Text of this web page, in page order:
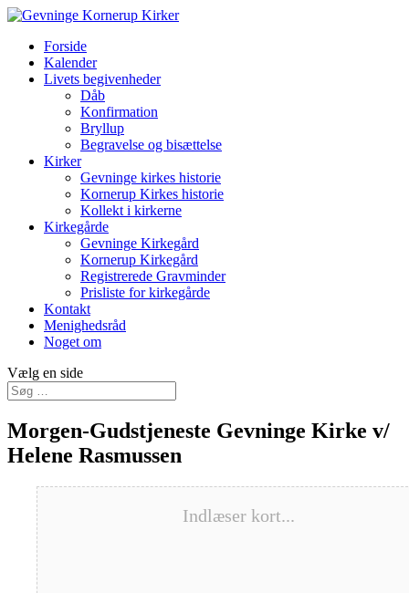
Forside
Kalender
Livets begivenheder
Dåb
Konfirmation
Bryllup
Begravelse og bisættelse
Kirker
Gevninge kirkes historie
Kornerup Kirkes historie
Kollekt i kirkerne
Kirkegårde
Gevninge Kirkegård
Kornerup Kirkegård
Registrerede Gravminder
Prisliste for kirkegårde
Kontakt
Menighedsråd
Noget om
Vælg en side
Morgen-Gudstjeneste Gevninge Kirke v/
Helene Rasmussen
Indlæser kort...